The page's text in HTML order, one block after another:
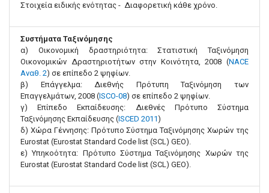
Στοιχεία ειδικής ενότητας - Διαφορετική κάθε χρόνο.
Συστήματα Ταξινόμησης
α) Οικονομική δραστηριότητα: Στατιστική Ταξινόμηση
Οικονομικών Δραστηριοτήτων στην Κοινότητα, 2008 (NACE
Αναθ. 2) σε επίπεδο 2 ψηφίων.
β) Επάγγελμα: Διεθνής Πρότυπη Ταξινόμηση των
Επαγγελμάτων, 2008 (ISCO-08) σε επίπεδο 2 ψηφίων.
γ) Επίπεδο Εκπαίδευσης: Διεθνές Πρότυπο Σύστημα
Ταξινόμησης Εκπαίδευσης (ISCED 2011)
δ) Χώρα Γέννησης: Πρότυπο Σύστημα Ταξινόμησης Χωρών της
Eurostat (Eurostat Standard Code list (SCL) GEO).
ε) Υπηκοότητα: Πρότυπο Σύστημα Ταξινόμησης Χωρών της
Eurostat (Eurostat Standard Code list (SCL) GEO).